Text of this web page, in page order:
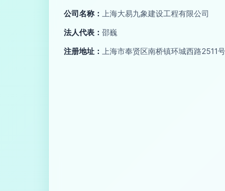
公司名称： 上海大易九象建设工程有限公司
法人代表： 邵巍
注册地址： 上海市奉贤区南桥镇环城西路2511